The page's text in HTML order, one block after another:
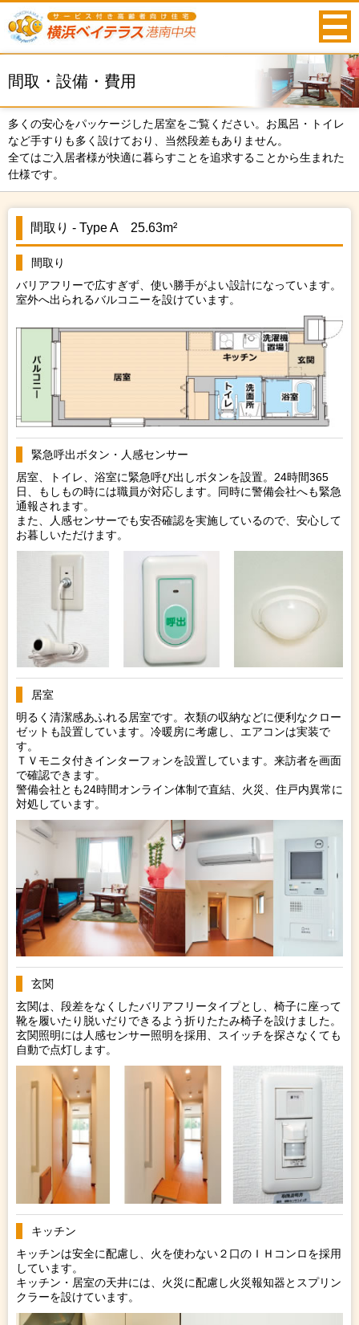
間取・設備・費用
多くの安心をパッケージした居室をご覧ください。お風呂・トイレ
など手すりも多く設けており、当然段差もありません。
全てはご入居者様が快適に暮らすことを追求することから生まれた
仕様です。
間取り - Type A 25.63m²
間取り
バリアフリーで広すぎず、使い勝手がよい設計になっています。
室外へ出られるバルコニーを設けています。
緊急呼出ボタン・人感センサー
居室、トイレ、浴室に緊急呼び出しボタンを設置。24時間365
日、もしもの時には職員が対応します。同時に警備会社へも緊急
通報されます。
また、人感センサーでも安否確認を実施しているので、安心して
お暮しいただけます。
居室
明るく清潔感あふれる居室です。衣類の収納などに便利なクロー
ゼットも設置しています。冷暖房に考慮し、エアコンは実装で
す。
ＴＶモニタ付きインターフォンを設置しています。来訪者を画面
で確認できます。
警備会社とも24時間オンライン体制で直結、火災、住戸内異常に
対処しています。
玄関
玄関は、段差をなくしたバリアフリータイプとし、椅子に座って
靴を履いたり脱いだりできるよう折りたたみ椅子を設けました。
玄関照明には人感センサー照明を採用、スイッチを探さなくても
自動で点灯します。
キッチン
キッチンは安全に配慮し、火を使わない２口のＩＨコンロを採用
しています。
キッチン・居室の天井には、火災に配慮し火災報知器とスプリン
クラーを設けています。